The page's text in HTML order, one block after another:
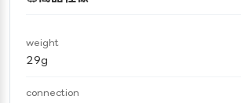
weight
29g
connection